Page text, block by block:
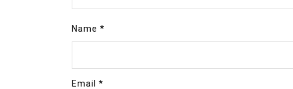
Name *
Email *